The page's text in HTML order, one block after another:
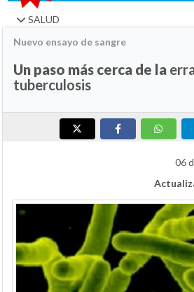
SALUD
Nuevo ensayo de sangre
Un paso más cerca de la
tuberculosis
06